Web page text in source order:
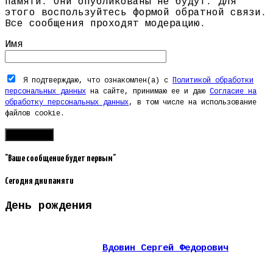
этого воспользуйтесь формой обратной связи.
Все сообщения проходят модерацию.
Имя
Я подтверждаю, что ознакомлен(а) с
Политикой обработки
персональных данных на сайте, принимаю ее и даю Согласие на
обработку персональных данных, в том числе на использование
файлов cookie.
"Ваше сообщение будет первым"
Сегодня дни памяти
День рождения
Вдовин Сергей Федорович